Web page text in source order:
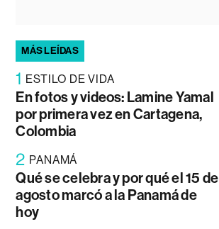
MÁS LEÍDAS
1 ESTILO DE VIDA
En fotos y videos: Lamine Yamal
por primera vez en Cartagena,
Colombia
2 PANAMÁ
Qué se celebra y por qué el 15 de
agosto marcó a la Panamá de
hoy